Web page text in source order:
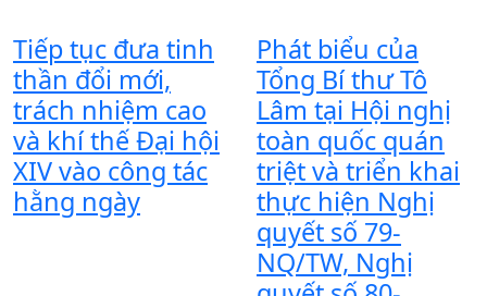
Tiếp tục đưa tinh
thần đổi mới,
trách nhiệm cao
và khí thế Đại hội
XIV vào công tác
hằng ngày
Phát biểu của
Tổng Bí thư Tô
Lâm tại Hội nghị
toàn quốc quán
triệt và triển khai
thực hiện Nghị
quyết số 79-
NQ/TW, Nghị